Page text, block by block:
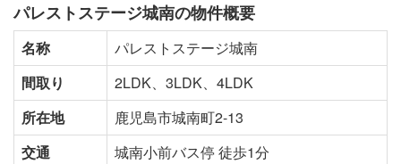
パレストステージ城南の物件概要
名称
パレストステージ城南
間取り
2LDK、3LDK、4LDK
所在地
鹿児島市城南町2-13
交通
城南小前バス停 徒歩1分